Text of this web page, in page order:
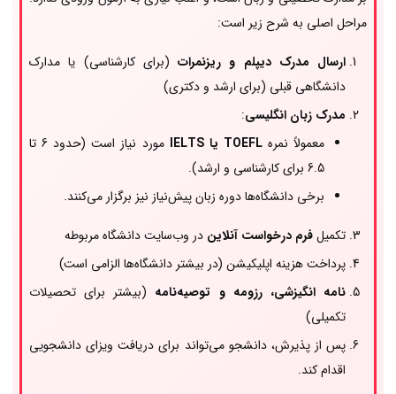
مراحل اصلی به شرح زیر است:
ارسال مدرک دیپلم و ریزنمرات (برای کارشناسی) یا مدارک
دانشگاهی قبلی (برای ارشد و دکتری)
مدرک زبان انگلیسی:
معمولاً نمرهTOEFL یا IELTS
مورد نیاز است (حدود 6 تا
6.5 برای کارشناسی و ارشد).
برخی دانشگاه‌ها دوره زبان پیش‌نیاز نیز برگزار می‌کنند.
تکمیلفرم درخواست آنلاین در وب‌سایت دانشگاه مربوطه
پرداخت هزینه اپلیکیشن (در بیشتر دانشگاه‌ها الزامی است)
نامه انگیزشی، رزومه و توصیه‌نامه (بیشتر برای تحصیلات
تکمیلی)
پس از پذیرش، دانشجو می‌تواند برای دریافت ویزای دانشجویی
اقدام کند.